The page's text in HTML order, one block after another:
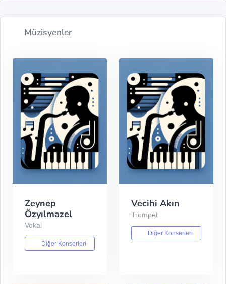
Müzisyenler
Zeynep
Özyılmazel
Vokal
Diğer Konserleri
Vecihi Akın
Trompet
Diğer Konserleri